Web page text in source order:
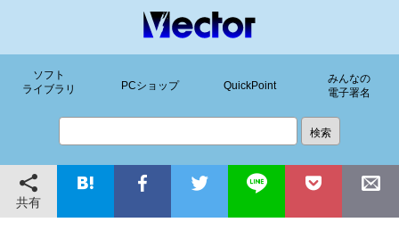
ソフト
ライブラリ
PCショップ QuickPoint
みんなの
電子署名
共有